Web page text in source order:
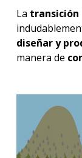
La transición
diseñar y
manera de